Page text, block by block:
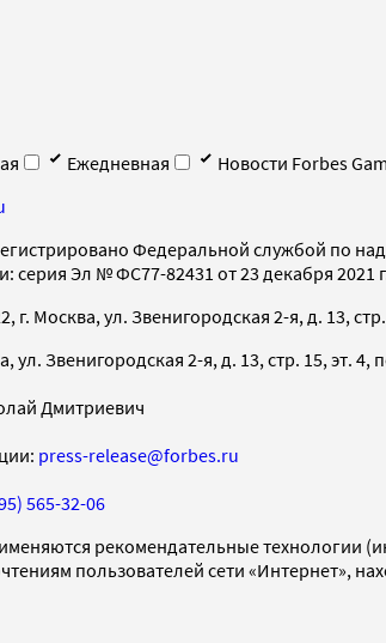
Ежедневная
Новости Forbes
Федеральной службой по
серия Эл № ФС77-82431 от 23 декабря 2021
г. Москва, ул. Звенигородская 2-я, д. 13,
ул. Звенигородская 2-я, д. 13, стр. 15, эт. 4,
Дмитриевич
press-release@forbes.ru
565-32-06
рекомендательные технологии
пользователей сети «Интернет»,